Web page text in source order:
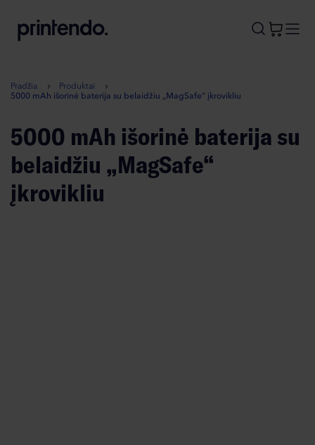
A
Pradžia
Produktai
5000 mAh išorinė baterija su belaidžiu „MagSafe“ įkrovikliu
5000 mAh išorinė baterija su
belaidžiu „MagSafe“
įkrovikliu